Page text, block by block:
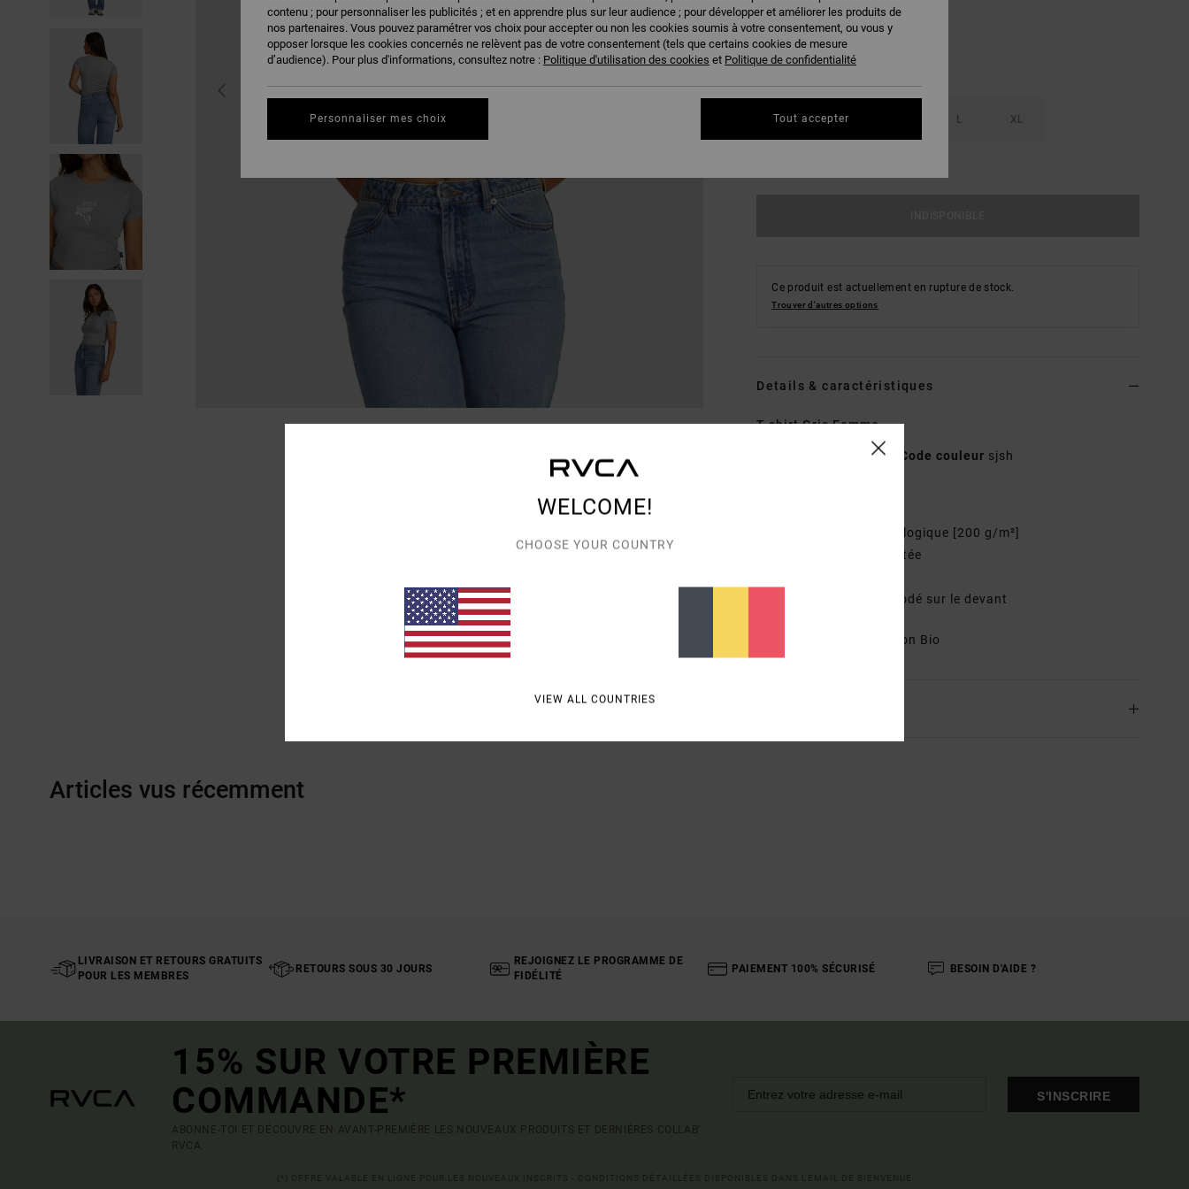
XS S L XL
Ce produit est actuellement en rupture de stock.
Trouver d'autres options
Details & caractéristiques
T-shirt Gris Femme
UVJZT00239 Code couleur sjsh
coton biologique [200 g/m²]
coupe ajustée
Logo brodé sur le devant
100% Coton Bio
Articles vus récemment
LIVRAISON ET RETOURS GRATUITS
POUR LES MEMBRES
RETOURS SOUS 30 JOURS
REJOIGNEZ LE PROGRAMME DE
FIDÉLITÉ
PAIEMENT 100% SÉCURISÉ BESOIN D'AIDE ?
15% SUR VOTRE PREMIÈRE
COMMANDE*
ABONNE-TOI ET DÉCOUVRE EN AVANT-PREMIÈRE LES NOUVEAUX PRODUITS ET DERNIÈRES COLLAB'
RVCA.
S'INSCRIRE
WELCOME!
CHOOSE YOUR COUNTRY
VIEW ALL COUNTRIES
contenu ; pour personnaliser les publicités ; et en apprendre plus sur leur audience ; pour développer et améliorer les produits de
nos partenaires. Vous pouvez paramétrer vos choix pour accepter ou non les cookies soumis à votre consentement, ou vous y
opposer lorsque les cookies concernés ne relèvent pas de votre consentement (tels que certains cookies de mesure
d’audience). Pour plus d'informations, consultez notre : Politique d'utilisation des cookies et Politique de confidentialité
Personnaliser mes choix Tout accepter